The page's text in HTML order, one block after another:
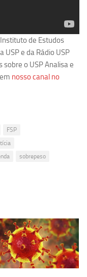
de Estudos
USP e da Rádio USP
o USP Analisa e
nosso canal no
FSP
sobrepeso